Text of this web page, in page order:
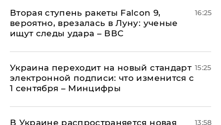
Вторая ступень ракеты Falcon 9,
вероятно, врезалась в Луну: ученые
ищут следы удара – ВВС
16:25
Украина переходит на новый стандарт
электронной подписи: что изменится с
1 сентября – Минцифры
15:25
В Украине распространяется новая 13:58